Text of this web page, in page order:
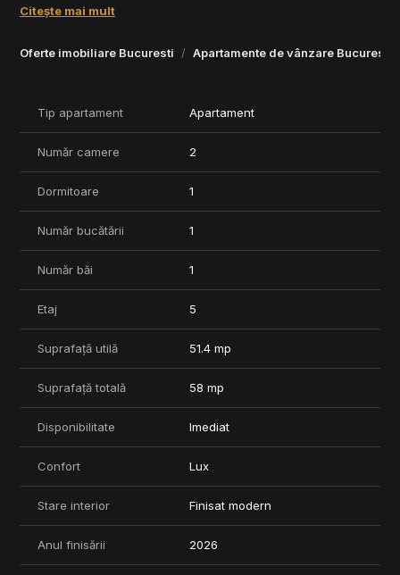
Oferte imobiliare Bucuresti Apartamente de vânzare Bucuresti
Locuinta este amplasata la etajul 5 si dispune de o suprafata
dormitor, bucatarie cu zona de dining, dressing si baie.
prin pardoseala, sistem centralizat de climatizare, tamplarie din
aluminiu si finisaje de calitate superioara.
Proprietatea include un loc de parcare subteran si o boxa de
depozitare, iar rezidentii complexului au acces la facilitati
exclusiviste precum piscina, sala de fitness, spa, paza si
✔ Vedere catre lac
✔ Etaj 5
✔ 51,4 mp utili + balcon de 6,6 mp
✔ Parcare subterana inclusa
✔ Boxa de depozitare inclusa
Mall
*** PRETUL APARTAMENTULUI ESTE DE 320.000 Euro + TVA.
Comision 0%
Citește mai mult
Tip apartament Apartament
Număr camere 2
Dormitoare 1
Număr bucătării 1
Număr băi 1
Etaj 5
Suprafață utilă 51.4 mp
Suprafață totală 58 mp
Disponibilitate Imediat
Confort Lux
Stare interior Finisat modern
Anul finisării 2026